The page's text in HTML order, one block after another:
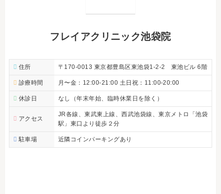
フレイアクリニック池袋院
住所 〒170-0013 東京都豊島区東池袋1-2-2 東池ビル 6階
診療時間 月〜金：12:00-21:00 土日祝：11:00-20:00
休診日 なし（年末年始、臨時休業日を除く）
アクセス
JR各線、東武東上線、西武池袋線、東京メトロ「池袋
駅」東口より徒歩２分
駐車場 近隣コインパーキングあり